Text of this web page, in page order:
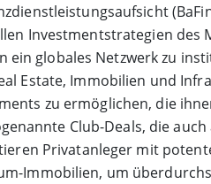
Investmentstrategien des
ein globales Netzwerk zu
Estate, Immobilien und
zu ermöglichen, die
Club-Deals, die
Privatanleger mit
Immobilien, um